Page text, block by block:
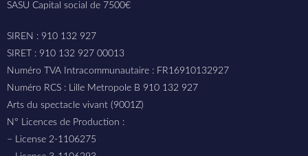
SASU Capital social de 7500€
SIREN : 910 132 927
SIRET : 910 132 927 00013
Numéro TVA Intracommunautaire : FR16910132927
Numéro RCS : Lille Metropole B 910 132 927
Arts du spectacle vivant (9001Z)
N° Licences de Production :
– License 2-1106275